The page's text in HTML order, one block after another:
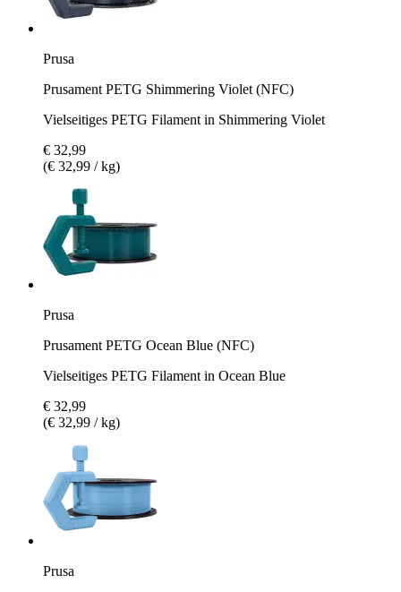
Prusa
Prusament PETG Shimmering Violet (NFC)
Vielseitiges PETG Filament in Shimmering Violet
€ 32,99
(€ 32,99 / kg)
Prusa
Prusament PETG Ocean Blue (NFC)
Vielseitiges PETG Filament in Ocean Blue
€ 32,99
(€ 32,99 / kg)
Prusa